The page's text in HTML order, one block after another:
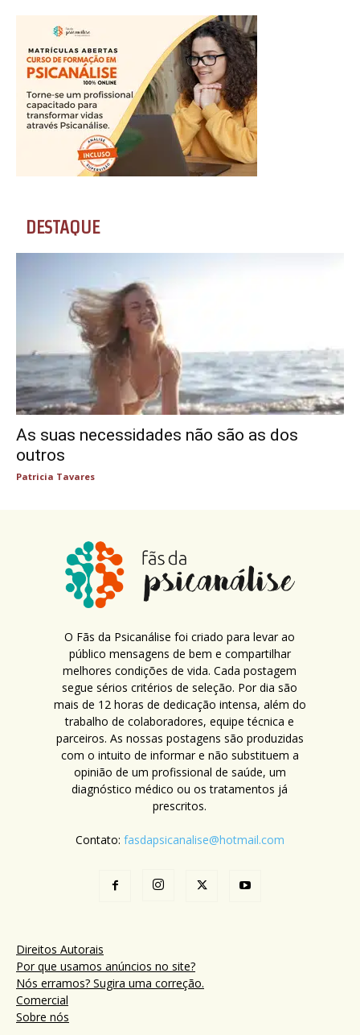
DESTAQUE
As suas necessidades não são as dos
outros
Patricia Tavares
O Fãs da Psicanálise foi criado para levar ao
público mensagens de bem e compartilhar
melhores condições de vida. Cada postagem
segue sérios critérios de seleção. Por dia são
mais de 12 horas de dedicação intensa, além do
trabalho de colaboradores, equipe técnica e
parceiros. As nossas postagens são produzidas
com o intuito de informar e não substituem a
opinião de um profissional de saúde, um
diagnóstico médico ou os tratamentos já
prescritos.
Contato: fasdapsicanalise@hotmail.com
Direitos Autorais
Por que usamos anúncios no site?
Nós erramos? Sugira uma correção.
Comercial
Sobre nós